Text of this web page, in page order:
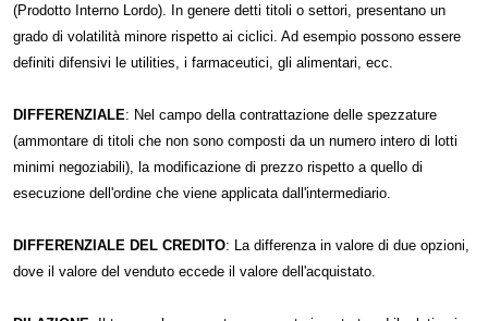
(Prodotto Interno Lordo). In genere detti titoli o settori, presentano un
grado di volatilità minore rispetto ai ciclici. Ad esempio possono essere
definiti difensivi le utilities, i farmaceutici, gli alimentari, ecc.
DIFFERENZIALE: Nel campo della contrattazione delle spezzature
(ammontare di titoli che non sono composti da un numero intero di lotti
minimi negoziabili), la modificazione di prezzo rispetto a quello di
esecuzione dell'ordine che viene applicata dall'intermediario.
DIFFERENZIALE DEL CREDITO: La differenza in valore di due opzioni,
dove il valore del venduto eccede il valore dell'acquistato.